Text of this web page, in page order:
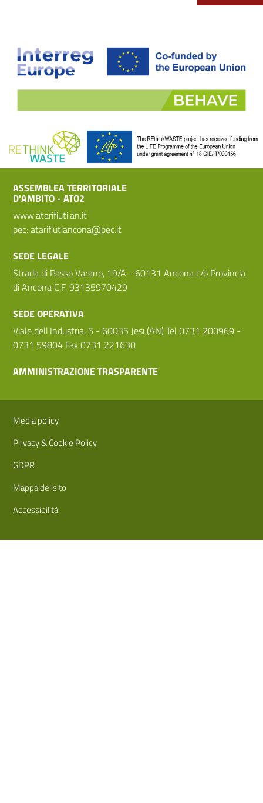
ASSEMBLEA TERRITORIALE
D'AMBITO - ATO2
www.atarifiuti.an.it
pec:atarifiutiancona@pec.it
SEDE LEGALE
Strada di Passo Varano, 19/A - 60131 Ancona c/o Provincia
di Ancona C.F. 93135970429
SEDE OPERATIVA
Viale dell'Industria, 5 - 60035 Jesi (AN) Tel 0731 200969 -
0731 59804 Fax 0731 221630
AMMINISTRAZIONE TRASPARENTE
Sezione Link Utili
Media policy
Privacy & Cookie Policy
GDPR
Mappa del sito
Accessibilità